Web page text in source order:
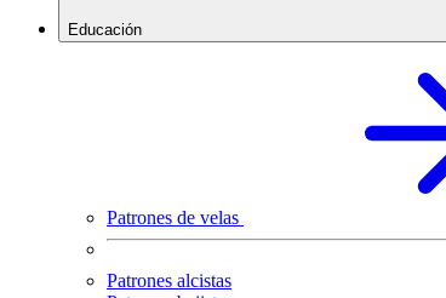
Educación
Patrones de velas
Patrones alcistas